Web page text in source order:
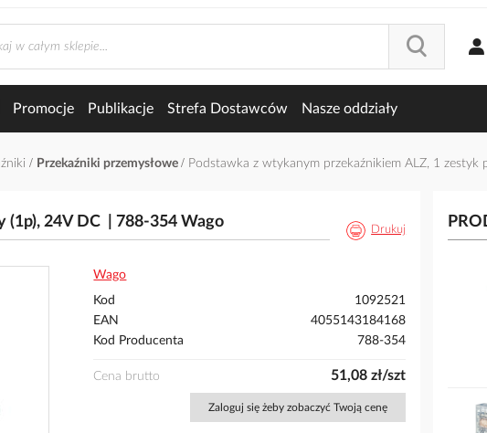
Promocje Publikacje Strefa Dostawców Nasze oddziały
Przekaźniki przemysłowe Podstawka z wtykanym przekaźnikiem ALZ, 1
(1p), 24V DC | 788-354 Wago Drukuj
Wago
Kod
1092521
EAN
4055143184168
Kod Producenta
788-354
Cena brutto 51,08 zł/szt
Zaloguj się żeby zobaczyć Twoją cenę